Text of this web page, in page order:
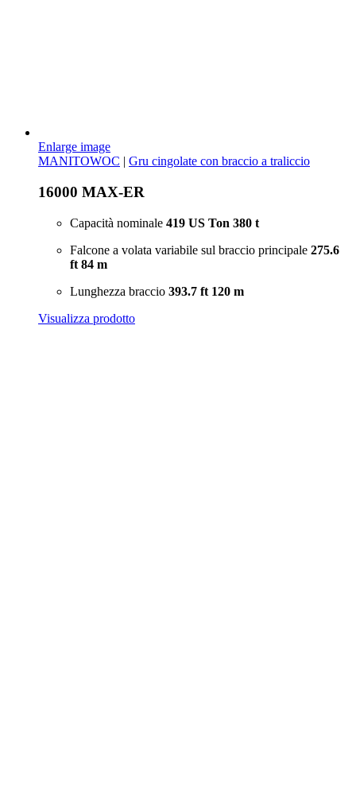
Enlarge image
MANITOWOC
Gru cingolate con braccio a traliccio
16000 MAX-ER
Capacità nominale 419 US Ton 380 t
Falcone a volata variabile sul braccio principale 275.6
ft 84 m
Lunghezza braccio 393.7 ft 120 m
Visualizza prodotto